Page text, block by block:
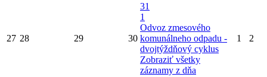
27 28 29 30
31
1
Odvoz zmesového
komunálneho odpadu -
dvojtýždňový cyklus
Zobraziť všetky
záznamy z dňa
1 2